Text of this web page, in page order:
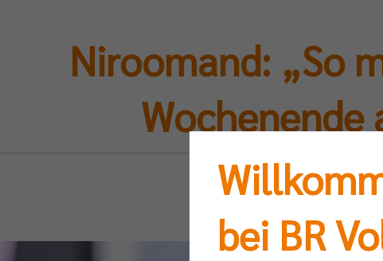
Niroomand: „So
Wochenende
Fr 28.02.2025
bei BR